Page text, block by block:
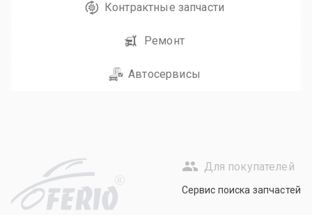
Контрактные запчасти
Ремонт
Автосервисы
R
Для покупателей
Сервис поиска запчастей